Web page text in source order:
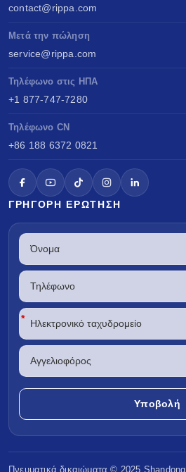
contact@rippa.com
Μετά την πώληση
service@rippa.com
Τηλέφωνο στις ΗΠΑ
+1 877-747-7280
Τηλέφωνο CN
+86 188 6372 0821
ΓΡΉΓΟΡΗ ΕΡΏΤΗΣΗ
*
Πνευματικά δικαιώματα © 2025 Shandong